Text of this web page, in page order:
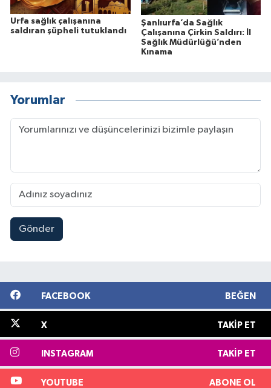
Urfa sağlık çalışanına
saldıran şüpheli tutuklandı
Şanlıurfa’da Sağlık
Çalışanına Çirkin Saldırı: İl
Sağlık Müdürlüğü’nden
Kınama
Yorumlar
Gönder
FACEBOOK BEĞEN
X TAKIP ET
INSTAGRAM TAKIP ET
YOUTUBE ABONE OL